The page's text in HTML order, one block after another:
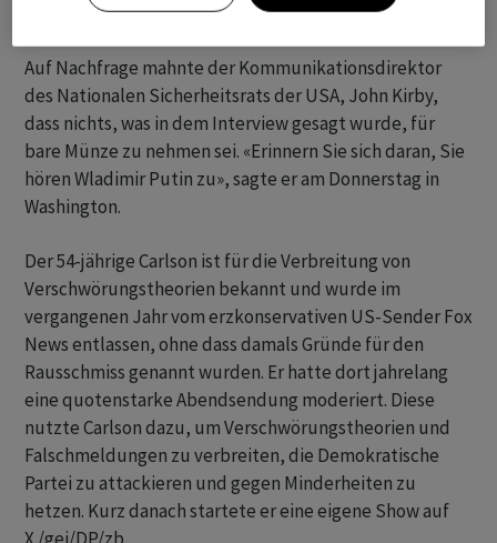
angekündigt.
Auf Nachfrage mahnte der Kommunikationsdirektor
des Nationalen Sicherheitsrats der USA, John Kirby,
dass nichts, was in dem Interview gesagt wurde, für
bare Münze zu nehmen sei. «Erinnern Sie sich daran, Sie
hören Wladimir Putin zu», sagte er am Donnerstag in
Washington.
Der 54-jährige Carlson ist für die Verbreitung von
Verschwörungstheorien bekannt und wurde im
vergangenen Jahr vom erzkonservativen US-Sender Fox
News entlassen, ohne dass damals Gründe für den
Rausschmiss genannt wurden. Er hatte dort jahrelang
eine quotenstarke Abendsendung moderiert. Diese
nutzte Carlson dazu, um Verschwörungstheorien und
Falschmeldungen zu verbreiten, die Demokratische
Partei zu attackieren und gegen Minderheiten zu
hetzen. Kurz danach startete er eine eigene Show auf